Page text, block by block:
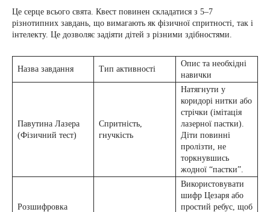
Це серце всього свята. Квест повинен складатися з 5–7
різнотипних завдань, що вимагають як фізичної спритності, так і
інтелекту. Це дозволяє задіяти дітей з різними здібностями.
Назва завдання Тип активності
Опис та необхідні
навички
Павутина Лазера
(Фізичний тест)
Спритність,
гнучкість
Натягнути у
коридорі нитки або
стрічки (імітація
лазерної пастки).
Діти повинні
пролізти, не
торкнувшись
жодної “пастки”.
Розшифровка
Використовувати
шифр Цезаря або
простий ребус, щоб